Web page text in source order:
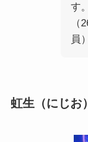
す。
（
員）
虹生（にじお